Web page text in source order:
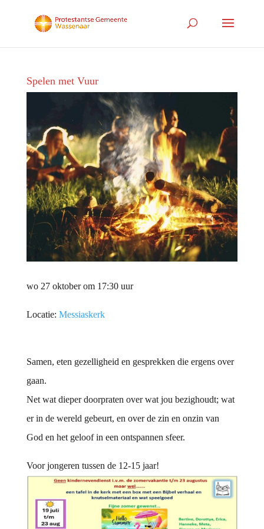
Spelen met Vuur
wo 27 oktober om 17:30 uur
Locatie: Messiaskerk
Samen, eten gezelligheid en gesprekken die ergens over
gaan.
Net wat dieper doorpraten over wat jou bezighoudt; wat
er in de wereld gebeurt, en over de zin en onzin van
God en het geloof in een ontspannen sfeer.
Voor jongeren tussen de 12-15 jaar!